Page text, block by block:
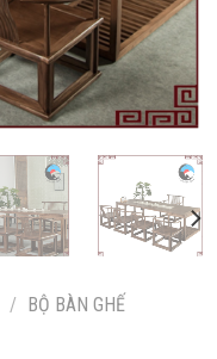
/ BỘ BÀN GHẾ